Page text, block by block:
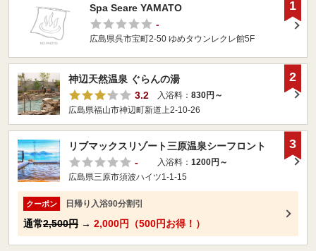
Spa Seare YAMATO
-
広島県呉市宝町2-50 ゆめタウンレクレ館5F
1
神辺天然温泉 ぐらんの湯
3.2
入浴料： 830円～
広島県福山市神辺町新道上2-10-26
2
リブマックスリゾート三原温泉シーフロント
-
入浴料： 1200円～
広島県三原市須波ハイツ1-1-15
クーポン 日帰り入浴90分割引
通常2,500円 → 2,000円（500円お得！）
3